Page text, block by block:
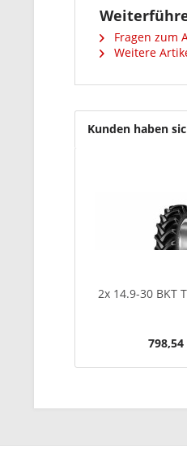
Fragen zum
Weitere
Kunden haben
2x 14.9-30 BKT